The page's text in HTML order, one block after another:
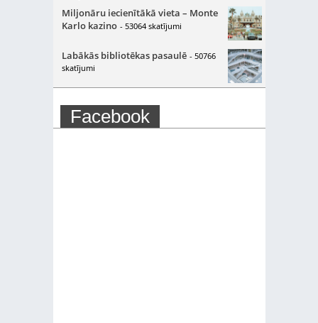
Miljonāru iecienītākā vieta – Monte
Karlo kazino - 53064 skatījumi
Labākās bibliotēkas pasaulē - 50766
skatījumi
Facebook